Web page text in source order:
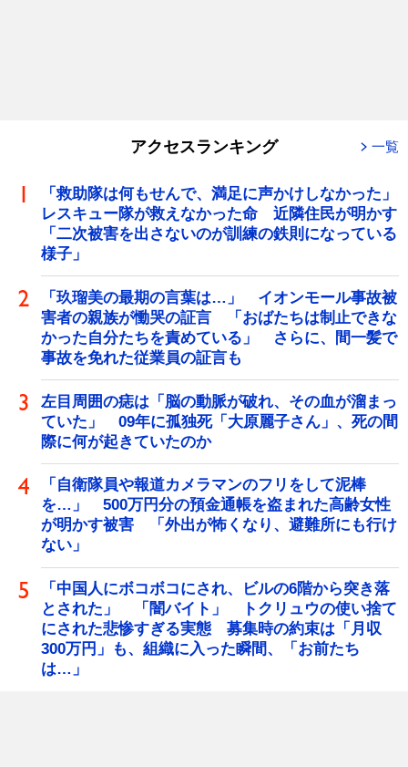
アクセスランキング 一覧
「救助隊は何もせんで、満足に声かけしなかった」
レスキュー隊が救えなかった命 近隣住民が明かす
「二次被害を出さないのが訓練の鉄則になっている
様子」
「玖瑠美の最期の言葉は…」 イオンモール事故被
害者の親族が慟哭の証言 「おばたちは制止できな
かった自分たちを責めている」 さらに、間一髪で
事故を免れた従業員の証言も
左目周囲の痣は「脳の動脈が破れ、その血が溜まっ
ていた」 09年に孤独死「大原麗子さん」、死の間
際に何が起きていたのか
「自衛隊員や報道カメラマンのフリをして泥棒
を…」 500万円分の預金通帳を盗まれた高齢女性
が明かす被害 「外出が怖くなり、避難所にも行け
ない」
「中国人にボコボコにされ、ビルの6階から突き落
とされた」 「闇バイト」 トクリュウの使い捨て
にされた悲惨すぎる実態 募集時の約束は「月収
300万円」も、組織に入った瞬間、「お前たち
は…」